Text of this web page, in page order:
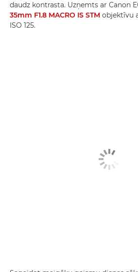
daudz kontrasta. Uzņemts ar Canon
35mm F1.8 MACRO IS STM objektīvu
ISO 125.